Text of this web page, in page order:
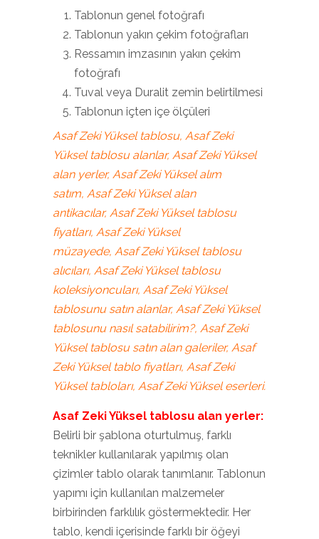
Tablonun genel fotoğrafı
Tablonun yakın çekim fotoğrafları
Ressamın imzasının yakın çekim
fotoğrafı
Tuval veya Duralit zemin belirtilmesi
Tablonun içten içe ölçüleri
Asaf Zeki Yüksel tablosu, Asaf Zeki
Yüksel tablosu alanlar, Asaf Zeki Yüksel
alan yerler, Asaf Zeki Yüksel alım
satım, Asaf Zeki Yüksel alan
antikacılar, Asaf Zeki Yüksel tablosu
fiyatları, Asaf Zeki Yüksel
müzayede, Asaf Zeki Yüksel tablosu
alıcıları, Asaf Zeki Yüksel tablosu
koleksiyoncuları, Asaf Zeki Yüksel
tablosunu satın alanlar, Asaf Zeki Yüksel
tablosunu nasıl satabilirim?, Asaf Zeki
Yüksel tablosu satın alan galeriler, Asaf
Zeki Yüksel tablo fiyatları, Asaf Zeki
Yüksel tabloları, Asaf Zeki Yüksel eserleri.
Asaf Zeki Yüksel tablosu alan yerler:
Belirli bir şablona oturtulmuş, farklı
teknikler kullanılarak yapılmış olan
çizimler tablo olarak tanımlanır. Tablonun
yapımı için kullanılan malzemeler
birbirinden farklılık göstermektedir. Her
tablo, kendi içerisinde farklı bir öğeyi